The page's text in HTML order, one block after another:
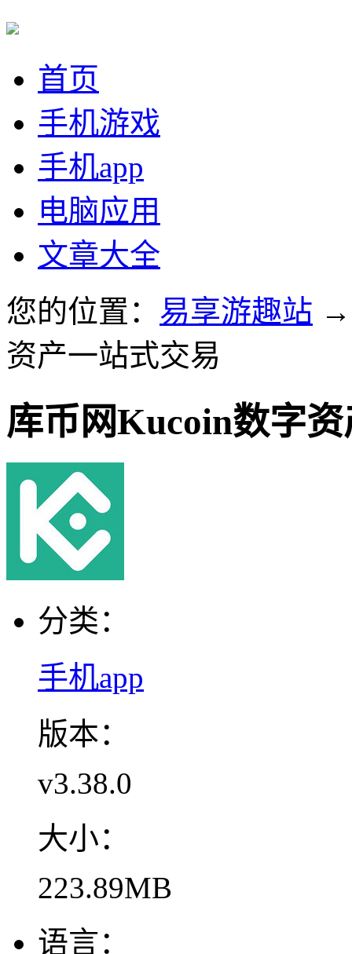
首页
手机游戏
手机app
电脑应用
文章大全
您的位置： 易享游趣站
资产一站式交易
库币网Kucoin数字
分类：
手机app
版本：
v3.38.0
大小：
223.89MB
语言：